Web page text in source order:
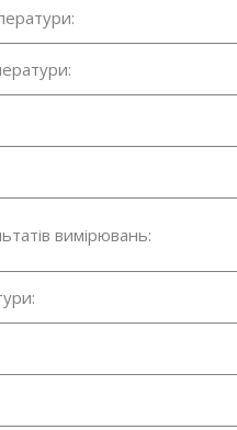
вимірювань: